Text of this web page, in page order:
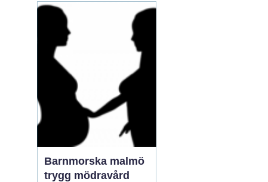
och priserna kan skilja
sig mycket mellan olika
områden och säsonger.
Den som plane...
Barnmorska malmö
trygg mödravård